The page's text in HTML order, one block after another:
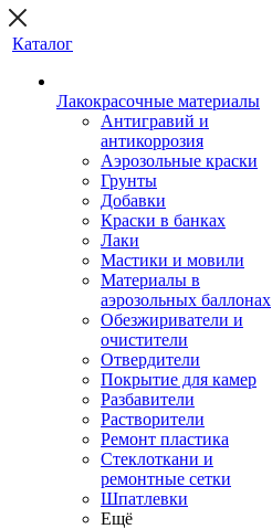
Каталог
Лакокрасочные материалы
Антигравий и
антикоррозия
Аэрозольные краски
Грунты
Добавки
Краски в банках
Лаки
Мастики и мовили
Материалы в
аэрозольных баллонах
Обезжириватели и
очистители
Отвердители
Покрытие для камер
Разбавители
Растворители
Ремонт пластика
Стеклоткани и
ремонтные сетки
Шпатлевки
Ещё